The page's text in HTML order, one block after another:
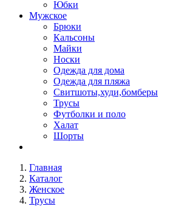
Юбки
Мужское
Брюки
Кальсоны
Майки
Носки
Одежда для дома
Одежда для пляжа
Свитшоты,худи,бомберы
Трусы
Футболки и поло
Халат
Шорты
Главная
Каталог
Женское
Трусы